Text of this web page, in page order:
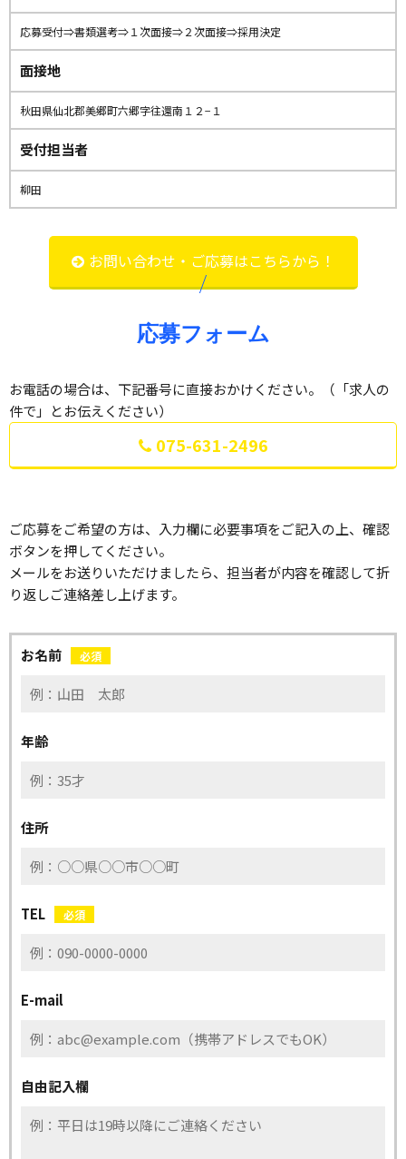
応募受付⇒書類選考⇒１次面接⇒２次面接⇒採用決定
面接地
秋田県仙北郡美郷町六郷字往還南１２−１
受付担当者
柳田
お問い合わせ・ご応募はこちらから！
応募フォーム
お電話の場合は、下記番号に直接おかけください。（「求人の
件で」とお伝えください）
075-631-2496
ご応募をご希望の方は、入力欄に必要事項をご記入の上、確認
ボタンを押してください。
メールをお送りいただけましたら、担当者が内容を確認して折
り返しご連絡差し上げます。
お名前 必須
年齢
住所
TEL 必須
E-mail
自由記入欄